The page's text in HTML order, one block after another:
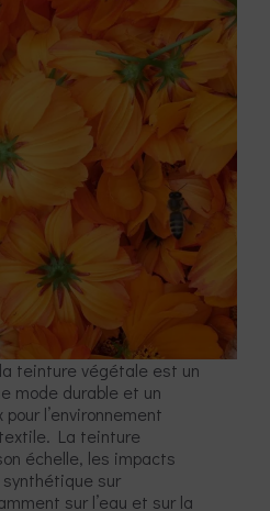
teinture végétale est un
mode durable et un
l’environnement
La teinture
échelle, les impacts
sur
sur l’eau et sur la